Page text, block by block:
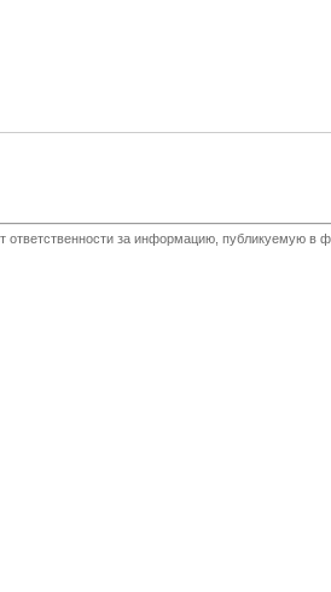
ответственности за информацию, публикуемую